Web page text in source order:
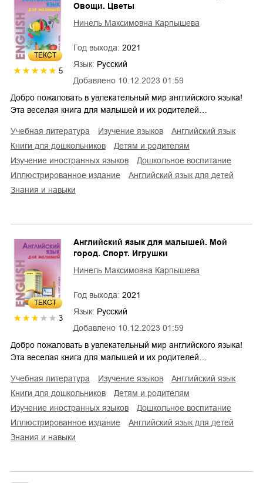
ТЕКСТ
5
Добавлено 10.12.2023 01:59
Овощи. Цветы
Нинель Максимовна Карпышева
Год выхода: 2021
Язык: Русский
Добро пожаловать в увлекательный мир английского языка!
Эта веселая книга для малышей и их родителей…
учебная литература изучение языков
английский язык
книги для дошкольников
детям и родителям
изучение иностранных языков
дошкольное воспитание
иллюстрированное издание
английский язык для детей
знания и навыки
ТЕКСТ
3
Добавлено 10.12.2023 01:59
Английский язык для малышей. Мой
город. Спорт. Игрушки
Нинель Максимовна Карпышева
Год выхода: 2021
Язык: Русский
Добро пожаловать в увлекательный мир английского языка!
Эта веселая книга для малышей и их родителей…
учебная литература изучение языков
английский язык
книги для дошкольников
детям и родителям
изучение иностранных языков
дошкольное воспитание
иллюстрированное издание
английский язык для детей
знания и навыки